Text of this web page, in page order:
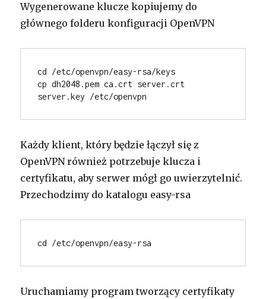
Wygenerowane klucze kopiujemy do
głównego folderu konfiguracji OpenVPN
cd /etc/openvpn/easy-rsa/keys
cp dh2048.pem ca.crt server.crt
server.key /etc/openvpn
Każdy klient, który będzie łączył się z
OpenVPN również potrzebuje klucza i
certyfikatu, aby serwer mógł go uwierzytelnić.
Przechodzimy do katalogu easy-rsa
cd /etc/openvpn/easy-rsa
Uruchamiamy program tworzący certyfikaty